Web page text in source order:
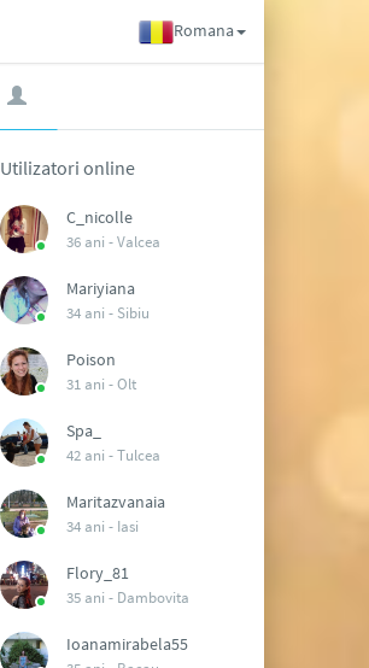
Romana
Utilizatori online
C_nicolle
36 ani -Valcea
Mariyiana
34 ani - Sibiu
Poison
31 ani -Olt
Spa_
42 ani -Tulcea
Maritazvanaia
34 ani - Iasi
Flory_81
35 ani - Dambovita
Ioanamirabela55